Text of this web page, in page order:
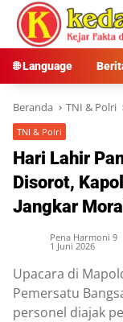
Langsung
konten
🌐 Language
Beranda TNI & Polri
TNI & Polri
Hari Lahir
Disorot,
Jangkar
Pena Harmoni 9
1 Juni 2026
Upacara di
Pemersatu
personel diajak